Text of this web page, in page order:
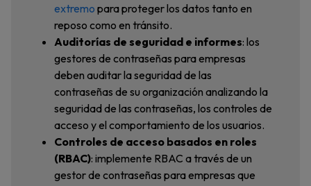
extremo para proteger los datos tanto en
reposo como en tránsito.
Auditorías de seguridad e informes: los
gestores de contraseñas para empresas
deben auditar la seguridad de las
contraseñas de su organización analizando la
seguridad de las contraseñas, los controles de
acceso y el comportamiento de los usuarios.
Controles de acceso basados en roles
(RBAC): implemente RBAC a través de un
gestor de contraseñas para empresas que